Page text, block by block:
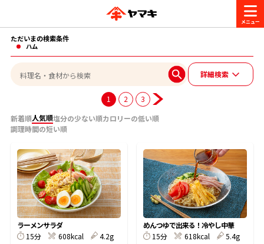
商品情報
ヤマキ『めんつゆ』 ヤマキ 割烹白だし
レシピ
おいしいレシピを探す
おいしいレシピトップ
主食レシピ
主菜レシピ
かつお節・だしを楽しむ
かつお節・だしを知る
だしの取り方
かつお節の削り方
CM・キャンペーン
キャンペーン一覧
企業・採用情報
企業情報
お問い合わせ
ただいまの検索条件
ハム
詳細検索
1 2
3
新着順人気順塩分の少ない順カロリーの低い順
調理時間の短い順
ラーメンサラダ
15分
608kcal 4.2g
めんつゆで出来る！冷やし中華
15分
618kcal 5.4g